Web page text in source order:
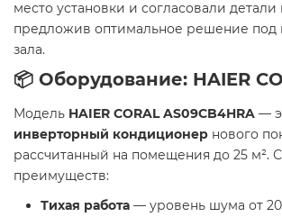
место установки и согласовали
предложив оптимальное решение под
зала.
📦 Оборудование: HAIER
Модель HAIER CORAL AS09CB4HRA —
инверторный кондиционер нового
рассчитанный на помещения до 25 м².
преимуществ:
Тихая работа — уровень шума от 20